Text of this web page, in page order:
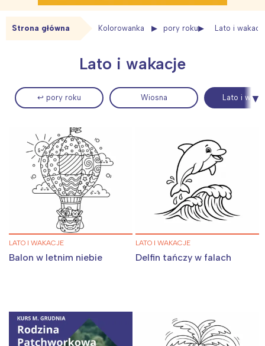
Strona główna Kolorowanka pory roku Lato i
Lato i wakacje
↩ pory roku Wiosna Lato i
LATO I WAKACJE
Balon w letnim niebie
LATO I WAKACJE
Delfin tańczy w falach